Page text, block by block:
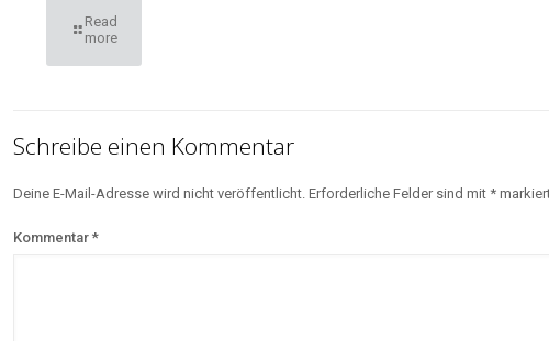
Read
more
Schreibe einen Kommentar
Deine E-Mail-Adresse wird nicht veröffentlicht. Erforderliche Felder sind mit *
Kommentar *